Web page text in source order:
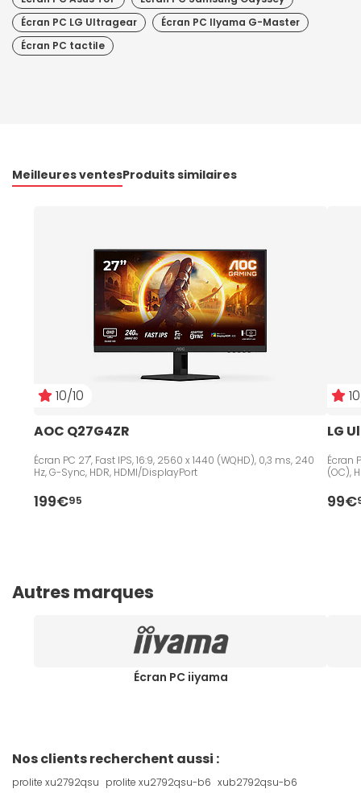
Écran PC LG Ultragear
Écran PC IIyama G-Master
Écran PC tactile
Meilleures ventesProduits similaires
10/10
AOC Q27G4ZR
Écran PC 27", Fast IPS, 16:9, 2560 x 1440 (WQHD), 0,3 ms, 240
Hz, G-Sync, HDR, HDMI/DisplayPort
199€95
LG
Écran
(OC),
99€
Autres marques
Écran PC iiyama
Nos clients recherchent aussi :
prolite xu2792qsu prolite xu2792qsu-b6 xub2792qsu-b6